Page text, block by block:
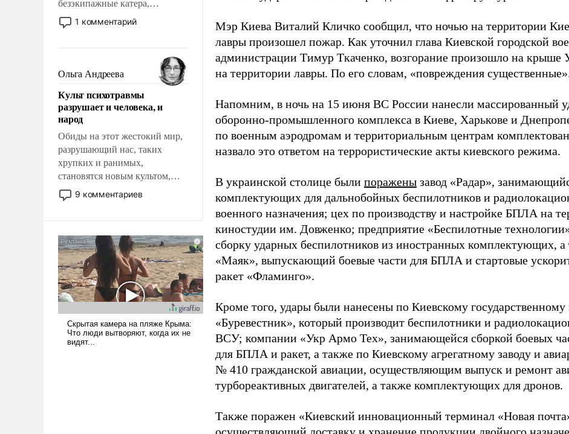
безэкипажные катера,
применение которых уже
стало обыденностью. Задача по
сложна и амбициозна. Однако
и ее реализация радикально
поднимет наши боевые
возможности.
1 комментарий
Ольга Андреева
Культ психотравмы
разрушает и человека, и
народ
Обиды на этот жестокий мир,
разрушающий нас, таких
хрупких и ранимых,
становятся новым культом,
постепенно вытесняя и
отменяя традиционное
ударами судьбы, брать на себя
ответственность, помогать
слабым, идти вперед и
адаптироваться.
9 комментариев
Мэр Киева Виталий Кличко сообщил, что ночью на территории
лавры произошел пожар. Как уточнил глава Киевской городской
администрации Тимур Ткаченко, возгорание произошло на крыше
на территории лавры. По его словам, «повреждения
Напомним, в ночь на 15 июня ВС России нанесли массированный
оборонно-промышленного комплекса в Киеве, Харькове и
по военным аэродромам и территориальным центрам
назвало это ответом на террористические акты киевского режима.
В украинской столице были поражены завод «Радар»,
комплектующих для дальнобойных беспилотников и
военного назначения; цех по производству и настройке БПЛА на
киностудии им. Довженко; предприятие «Беспилотные
сборку ударных беспилотников из иностранных комплектующих, а
«Маяк», выпускающий боевые части для БПЛА и стартовые
ракет «Фламинго».
Кроме того, удары были нанесены по Киевскому государственному
«Буревестник», который производит беспилотники и
ВСУ; компании «Укр Армо Тех», занимающейся сборкой боевых
для БПЛА и ракет, а также по Киевскому агрегатному заводу и
№ 410 гражданской авиации, осуществляющим выпуск и ремонт
турбореактивных двигателей, а также комплектующих для дронов.
Также поражен «Киевский инновационный терминал «Новая